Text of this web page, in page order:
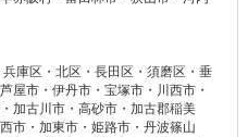
庫区・北区・長田区・須磨区・垂
屋市・伊丹市・宝塚市・川西市・
加古川市・高砂市・加古郡稲美
市・加東市・姫路市・丹波篠山